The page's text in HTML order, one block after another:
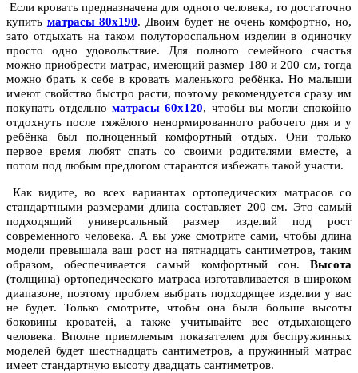
Если кровать предназначена для одного человека, то достаточно
купить матрасы 80х190. Двоим будет не очень комфортно, но,
зато отдыхать на таком полутороспальном изделии в одиночку
просто одно удовольствие. Для полного семейного счастья
можно приобрести матрас, имеющий размер 180 и 200 см, тогда
можно брать к себе в кровать маленького ребёнка. Но малыши
имеют свойство быстро расти, поэтому рекомендуется сразу им
покупать отдельноматрасы 60х120, чтобы вы могли спокойно
отдохнуть после тяжёлого ненормированного рабочего дня и у
ребёнка был полноценный комфортный отдых. Они только
первое время любят спать со своими родителями вместе, а
потом под любым предлогом стараются избежать такой участи.
Как видите, во всех вариантах ортопедических матрасов со
стандартными размерами длина составляет 200 см. Это самый
подходящий универсальный размер изделий под рост
современного человека. А вы уже смотрите сами, чтобы длина
модели превышала ваш рост на пятнадцать сантиметров, таким
образом, обеспечивается самый комфортный сон. Высота
(толщина) ортопедического матраса изготавливается в широком
диапазоне, поэтому проблем выбрать подходящее изделии у вас
не будет. Только смотрите, чтобы она была больше высоты
боковины кроватей, а также учитывайте вес отдыхающего
человека. Вполне приемлемым показателем для беспружинных
моделей будет шестнадцать сантиметров, а пружинный матрас
имеет стандартную высоту двадцать сантиметров.